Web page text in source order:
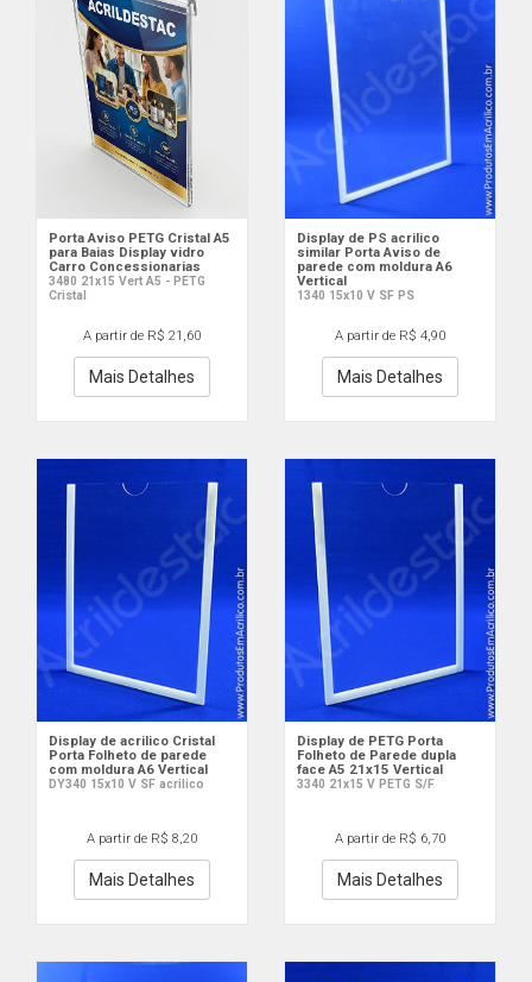
Porta Aviso PETG Cristal A5
para Baias Display vidro
Carro Concessionarias
3480 21x15 Vert A5 - PETG
Cristal
A partir de R$ 21,60
Mais Detalhes
Display de PS acrilico
similar Porta Aviso de
parede com moldura A6
Vertical
1340 15x10 V SF PS
A partir de R$ 4,90
Mais Detalhes
Display de acrilico Cristal
Porta Folheto de parede
com moldura A6 Vertical
DY340 15x10 V SF acrilico
A partir de R$ 8,20
Mais Detalhes
Display de PETG Porta
Folheto de Parede dupla
face A5 21x15 Vertical
3340 21x15 V PETG S/F
A partir de R$ 6,70
Mais Detalhes